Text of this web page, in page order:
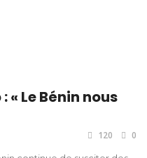
« Le Bénin nous
120 0